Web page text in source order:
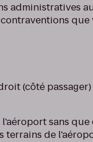
administratives
(côté
sans que
terrains de